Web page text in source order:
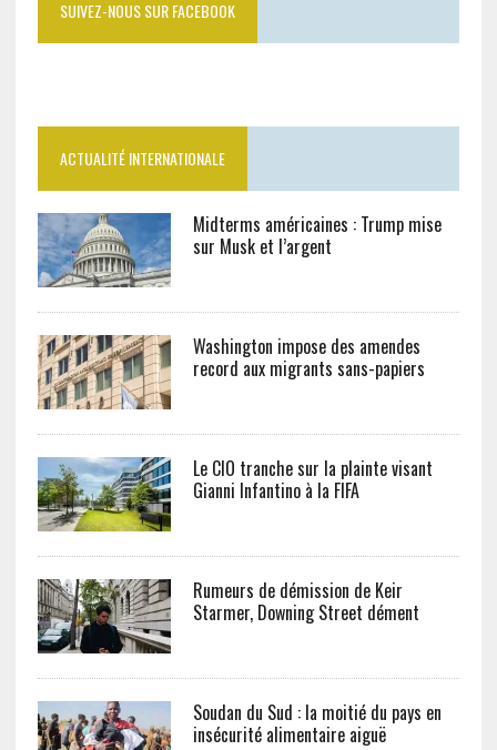
SUIVEZ-NOUS SUR FACEBOOK
ACTUALITÉ INTERNATIONALE
Midterms américaines : Trump mise
sur Musk et l’argent
Washington impose des amendes
record aux migrants sans-papiers
Le CIO tranche sur la plainte visant
Gianni Infantino à la FIFA
Rumeurs de démission de Keir
Starmer, Downing Street dément
Soudan du Sud : la moitié du pays en
insécurité alimentaire aiguë